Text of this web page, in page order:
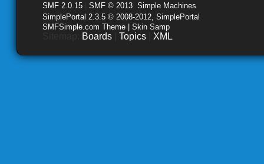
SMF 2.0.15 SMF © 2013 Simple Machines
SimplePortal 2.3.5 © 2008-2012, SimplePortal
SMFSimple.com Theme | Skin Samp
Boards Topics XML